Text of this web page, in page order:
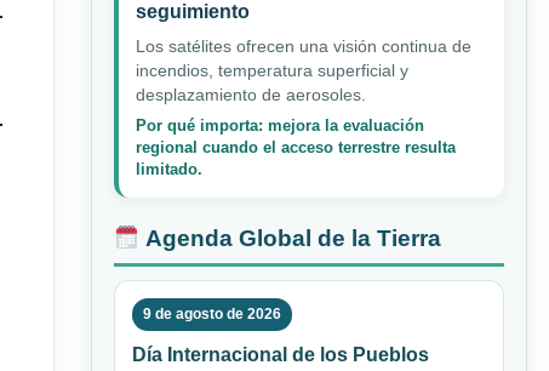
seguimiento
Los satélites ofrecen una visión continua de
incendios, temperatura superficial y
desplazamiento de aerosoles.
Por qué importa: mejora la evaluación
regional cuando el acceso terrestre resulta
limitado.
Agenda Global de la Tierra
9 de agosto de 2026
Día Internacional de los Pueblos